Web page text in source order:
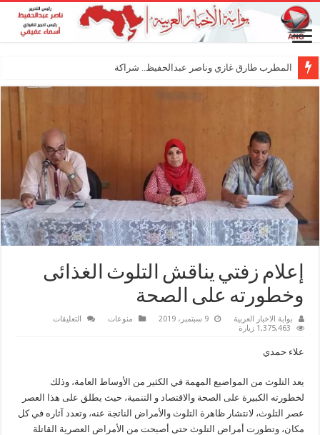
المطرب طارق غازي وناصر عبدالحفيظ.. شراكة فنية ترسم
إعلام زفتي يناقش التلوث الغذائى
وخطورته على الصحة
بوابة الاخبار العربية 9 سبتمبر، 2019 منوعات التعليقات
على
الصحة
مغلقة
1,375,463 زيارة
علاء حمدي
يعد التلوث من المواضيع المهمة في الكثير من الأوساط العامة، وذلك
لخطورته الكبيرة على الصحة والاقتصاد و التنمية، حيث يطلق على هذا العصر
عصر التلوث، لانتشار ظاهرة التلوث والأمراض الناتجة عنه، وتعدد آثاره في كل
مكان، وتطورت أمراض التلوث حتى أصبحت من الأمراض العصرية القاتلة